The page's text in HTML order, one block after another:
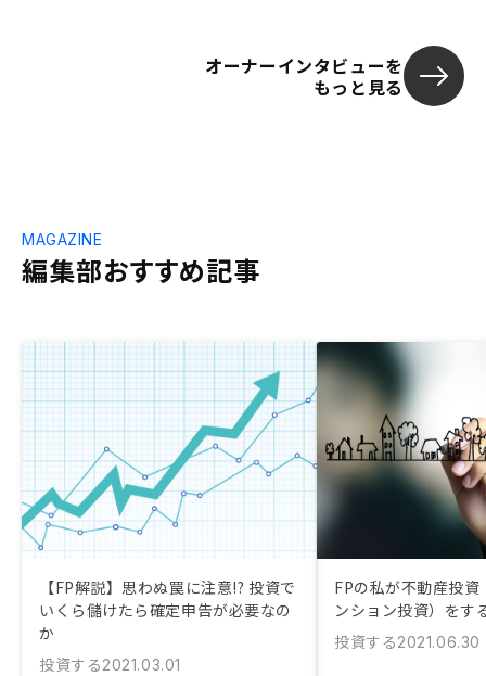
オーナーインタビューを
もっと見る
編集部おすすめ記事
MAGAZINE
【FP解説】思わぬ罠に注意!? 投資で
いくら儲けたら確定申告が必要なの
か
投資する2021.03.01
FPの私が不動産投
ンション投資）をす
投資する2021.06.30